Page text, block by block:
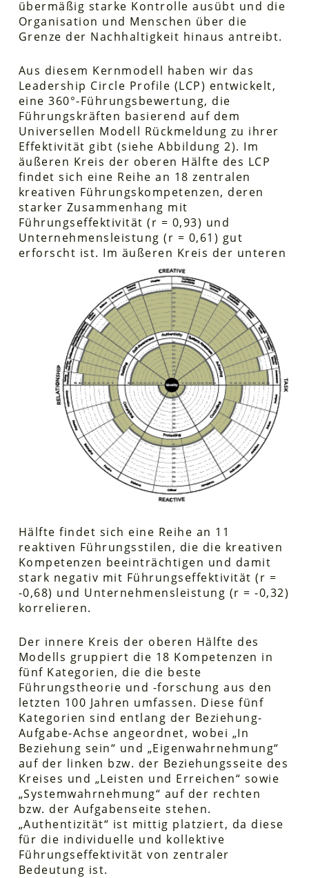
übermäßig starke Kontrolle ausübt und die
Organisation und Menschen über die
Grenze der Nachhaltigkeit hinaus antreibt.
Aus diesem Kernmodell haben wir das
Leadership Circle Profile (LCP) entwickelt,
eine 360°-Führungsbewertung, die
Führungskräften basierend auf dem
Universellen Modell Rückmeldung zu ihrer
Effektivität gibt (siehe Abbildung 2). Im
äußeren Kreis der oberen Hälfte des LCP
findet sich eine Reihe an 18 zentralen
kreativen Führungskompetenzen, deren
starker Zusammenhang mit
Führungseffektivität (r = 0,93) und
Unternehmensleistung (r = 0,61) gut
erforscht ist. Im äußeren Kreis der unteren
Hälfte findet sich eine Reihe an 11
reaktiven Führungsstilen, die die kreativen
Kompetenzen beeinträchtigen und damit
stark negativ mit Führungseffektivität (r =
-0,68) und Unternehmensleistung (r = -0,32)
korrelieren.
Der innere Kreis der oberen Hälfte des
Modells gruppiert die 18 Kompetenzen in
fünf Kategorien, die die beste
Führungstheorie und -forschung aus den
letzten 100 Jahren umfassen. Diese fünf
Kategorien sind entlang der Beziehung-
Aufgabe-Achse angeordnet, wobei „In
Beziehung sein“ und „Eigenwahrnehmung“
auf der linken bzw. der Beziehungsseite des
Kreises und „Leisten und Erreichen“ sowie
„Systemwahrnehmung“ auf der rechten
bzw. der Aufgabenseite stehen.
„Authentizität“ ist mittig platziert, da diese
für die individuelle und kollektive
Führungseffektivität von zentraler
Bedeutung ist.